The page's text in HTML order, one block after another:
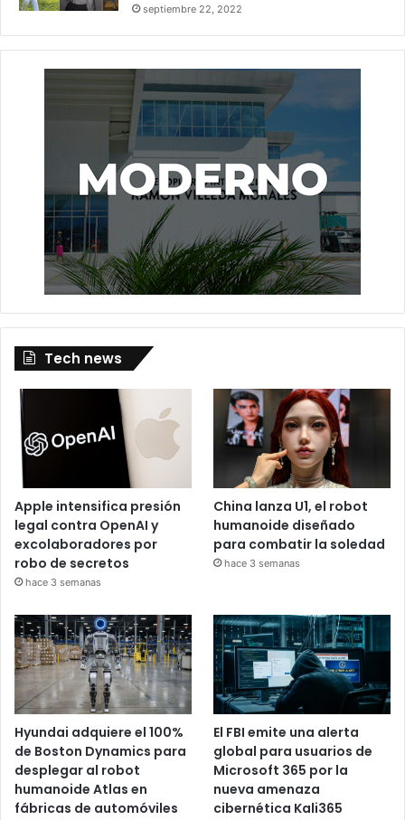
septiembre 22, 2022
Tech news
Apple intensifica presión
legal contra OpenAI y
excolaboradores por
robo de secretos
hace 3 semanas
China lanza U1, el robot
humanoide diseñado
para combatir la soledad
hace 3 semanas
Hyundai adquiere el 100%
de Boston Dynamics para
desplegar al robot
humanoide Atlas en
fábricas de automóviles
El FBI emite una alerta
global para usuarios de
Microsoft 365 por la
nueva amenaza
cibernética Kali365